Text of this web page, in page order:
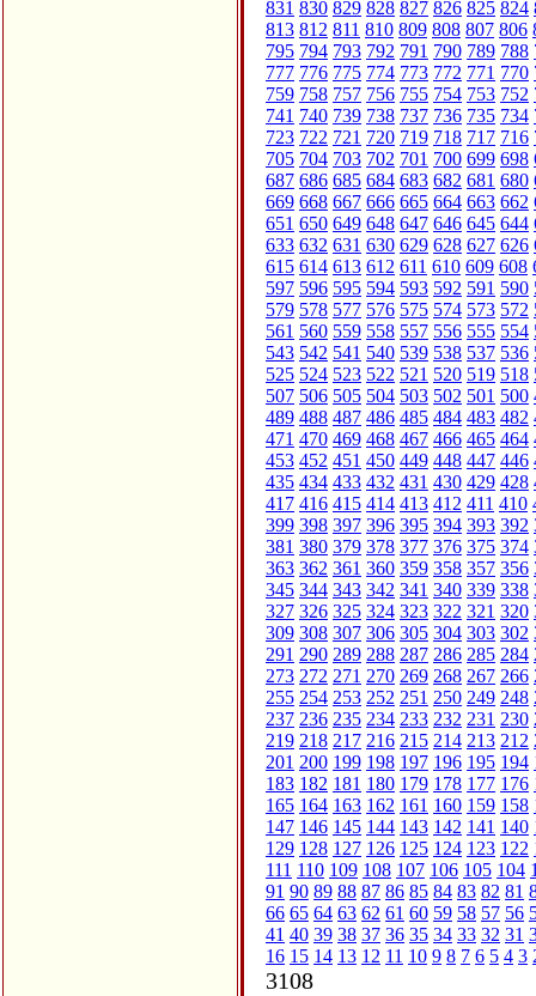
831 830 829 828 827 826 825 824
813 812 811 810 809 808 807 806
795 794 793 792 791 790 789 788
777 776 775 774 773 772 771 770
759 758 757 756 755 754 753 752
741 740 739 738 737 736 735 734
723 722 721 720 719 718 717 716
705 704 703 702 701 700 699 698
687 686 685 684 683 682 681 680
669 668 667 666 665 664 663 662
651 650 649 648 647 646 645 644
633 632 631 630 629 628 627 626
615 614 613 612 611 610 609 608
597 596 595 594 593 592 591 590
579 578 577 576 575 574 573 572
561 560 559 558 557 556 555 554
543 542 541 540 539 538 537 536
525 524 523 522 521 520 519 518
507 506 505 504 503 502 501 500
489 488 487 486 485 484 483 482
471 470 469 468 467 466 465 464
453 452 451 450 449 448 447 446
435 434 433 432 431 430 429 428
417 416 415 414 413 412 411 410
399 398 397 396 395 394 393 392
381 380 379 378 377 376 375 374
363 362 361 360 359 358 357 356
345 344 343 342 341 340 339 338
327 326 325 324 323 322 321 320
309 308 307 306 305 304 303 302
291 290 289 288 287 286 285 284
273 272 271 270 269 268 267 266
255 254 253 252 251 250 249 248
237 236 235 234 233 232 231 230
219 218 217 216 215 214 213 212
201 200 199 198 197 196 195 194
183 182 181 180 179 178 177 176
165 164 163 162 161 160 159 158
147 146 145 144 143 142 141 140
129 128 127 126 125 124 123 122
111 110 109 108 107 106 105 104
91 90 89 88 87 86 85 84 83 82 81
66 65 64 63 62 61 60 59 58 57 56
41 40 39 38 37 36 35 34 33 32 31
16 15 14 13 12 11 10 9 8 7 6 5 4 3
3108